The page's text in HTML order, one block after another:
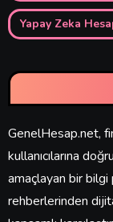
Yapay Zeka
GenelHesap.net,
kullanıcılarına
amaçlayan bir
rehberlerinden